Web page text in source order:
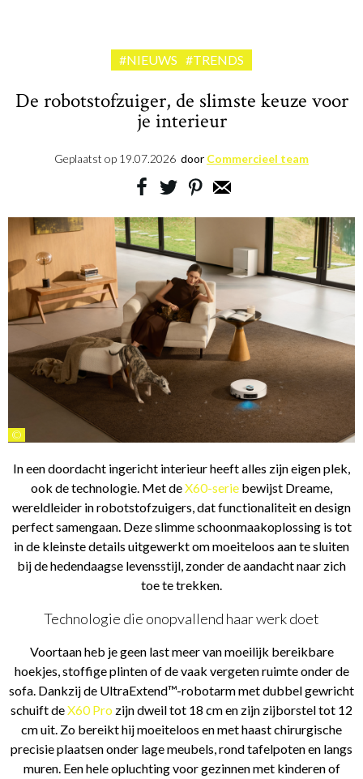
#NIEUWS #TRENDS
De robotstofzuiger, de slimste keuze voor
je interieur
Geplaatst op 19.07.2026 door Commercieel team
©
In een doordacht ingericht interieur heeft alles zijn eigen plek,
ook de technologie. Met deX60-serie bewijst Dreame,
wereldleider in robotstofzuigers, dat functionaliteit en design
perfect samengaan. Deze slimme schoonmaakoplossing is tot
in de kleinste details uitgewerkt om moeiteloos aan te sluiten
bij de hedendaagse levensstijl, zonder de aandacht naar zich
toe te trekken.
Technologie die onopvallend haar werk doet
Voortaan heb je geen last meer van moeilijk bereikbare
hoekjes, stoffige plinten of de vaak vergeten ruimte onder de
sofa. Dankzij de UltraExtend™-robotarm met dubbel gewricht
schuift deX60 Pro zijn dweil tot 18 cm en zijn zijborstel tot 12
cm uit. Zo bereikt hij moeiteloos en met haast chirurgische
precisie plaatsen onder lage meubels, rond tafelpoten en langs
muren. Een hele opluchting voor gezinnen met kinderen of